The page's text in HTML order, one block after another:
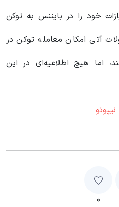
خود را در بایننس به توکن
آتی امکان معامله توکن در
اما هیچ اطلاعیه‌ای در این
نیپوتو
۰